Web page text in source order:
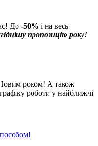
До -50% і на весь
пропозицію року!
роком! А також
роботи у найближчі